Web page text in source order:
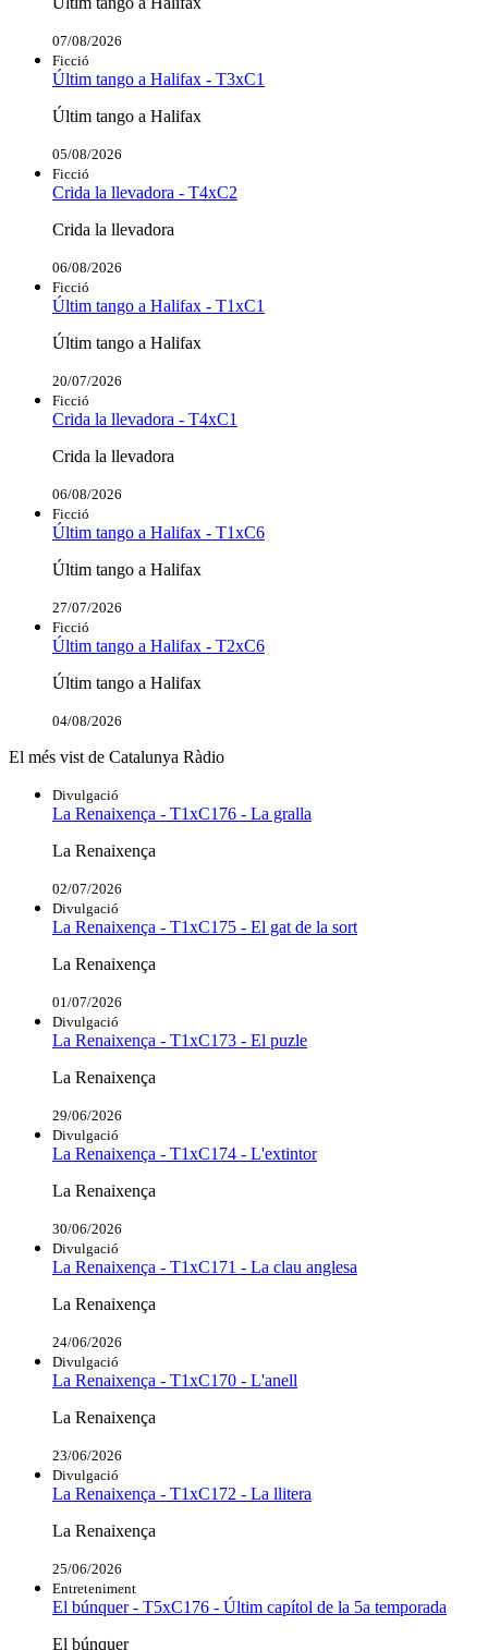
07/08/2026
Ficció
Últim tango a Halifax - T3xC1
Últim tango a Halifax
05/08/2026
Ficció
Crida la llevadora - T4xC2
Crida la llevadora
06/08/2026
Ficció
Últim tango a Halifax - T1xC1
Últim tango a Halifax
20/07/2026
Ficció
Crida la llevadora - T4xC1
Crida la llevadora
06/08/2026
Ficció
Últim tango a Halifax - T1xC6
Últim tango a Halifax
27/07/2026
Ficció
Últim tango a Halifax - T2xC6
Últim tango a Halifax
04/08/2026
El més vist de Catalunya Ràdio
Divulgació
La Renaixença - T1xC176 - La gralla
La Renaixença
02/07/2026
Divulgació
La Renaixença - T1xC175 - El gat de la sort
La Renaixença
01/07/2026
Divulgació
La Renaixença - T1xC173 - El puzle
La Renaixença
29/06/2026
Divulgació
La Renaixença - T1xC174 - L'extintor
La Renaixença
30/06/2026
Divulgació
La Renaixença - T1xC171 - La clau anglesa
La Renaixença
24/06/2026
Divulgació
La Renaixença - T1xC170 - L'anell
La Renaixença
23/06/2026
Divulgació
La Renaixença - T1xC172 - La llitera
La Renaixença
25/06/2026
Entreteniment
El búnquer - T5xC176 - Últim capítol de la 5a temporada
El búnquer